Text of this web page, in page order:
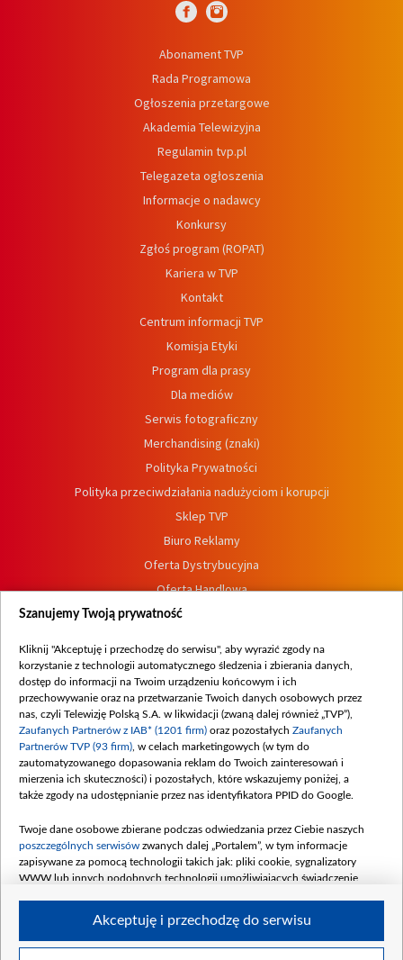
Abonament TVP
Rada Programowa
Ogłoszenia przetargowe
Akademia Telewizyjna
Regulamin tvp.pl
Telegazeta ogłoszenia
Informacje o nadawcy
Konkursy
Zgłoś program (ROPAT)
Kariera w TVP
Kontakt
Centrum informacji TVP
Komisja Etyki
Program dla prasy
Dla mediów
Serwis fotograficzny
Merchandising (znaki)
Polityka Prywatności
Polityka przeciwdziałania nadużyciom i korupcji
Sklep TVP
Biuro Reklamy
Oferta Dystrybucyjna
Oferta Handlowa
Dostępność
Procedura zgłoszeń wewnętrznych
Szanujemy Twoją prywatność
Kliknij "Akceptuję i przechodzę do serwisu", aby wyrazić zgody na
korzystanie z technologii automatycznego śledzenia i zbierania danych,
dostęp do informacji na Twoim urządzeniu końcowym i ich
przechowywanie oraz na przetwarzanie Twoich danych osobowych przez
nas, czyli Telewizję Polską S.A. w likwidacji (zwaną dalej również „TVP”),
Zaufanych Partnerów z IAB* (1201 firm) oraz pozostałych Zaufanych
Partnerów TVP (93 firm) , w celach marketingowych (w tym do
zautomatyzowanego dopasowania reklam do Twoich zainteresowań i
mierzenia ich skuteczności) i pozostałych, które wskazujemy poniżej, a
także zgody na udostępnianie przez nas identyfikatora PPID do Google.
Twoje dane osobowe zbierane podczas odwiedzania przez Ciebie naszych
poszczególnych serwisów zwanych dalej „Portalem”, w tym informacje
zapisywane za pomocą technologii takich jak: pliki cookie, sygnalizatory
WWW lub innych podobnych technologii umożliwiających świadczenie
Akceptuję i przechodzę do serwisu